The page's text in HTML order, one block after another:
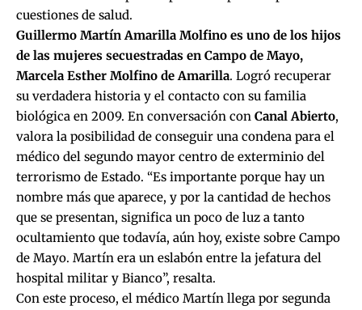
cuestiones de salud.
Guillermo Martín Amarilla Molfino es uno de los hijos
de las mujeres secuestradas en Campo de Mayo,
Marcela Esther Molfino de Amarilla. Logró recuperar
su verdadera historia y el contacto con su familia
biológica en 2009. En conversación con Canal Abierto,
valora la posibilidad de conseguir una condena para el
médico del segundo mayor centro de exterminio del
terrorismo de Estado. “Es importante porque hay un
nombre más que aparece, y por la cantidad de hechos
que se presentan, significa un poco de luz a tanto
ocultamiento que todavía, aún hoy, existe sobre Campo
de Mayo. Martín era un eslabón entre la jefatura del
hospital militar y Bianco”, resalta.
Con este proceso, el médico Martín llega por segunda